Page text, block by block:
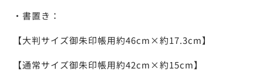
・書置き：
【大判サイズ御朱印帳用約46cm×約17.3cm】
【通常サイズ御朱印帳用約42cm×約15cm】